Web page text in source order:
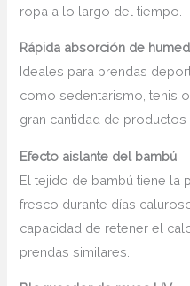
ropa a lo largo del tiempo.
Rápida absorción de
Ideales para prendas
como sedentarismo, tenis
gran cantidad de
Efecto aislante del bambú
El tejido de bambú tiene la
fresco durante días
capacidad de retener el
prendas similares.